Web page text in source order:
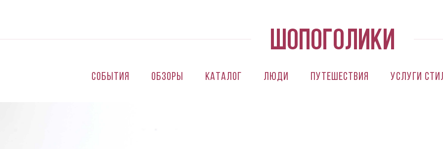
События Обзоры Каталог Люди Путешествия Услуги